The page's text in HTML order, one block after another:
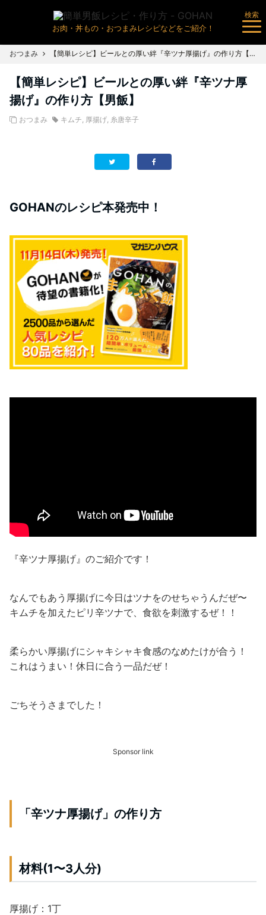
お肉・丼もの・おつまみレシピなどをご紹介！
検索
おつまみ 【簡単レシピ】ビールとの厚い絆『辛ツナ厚揚げ』の作り方【男飯】
【簡単レシピ】ビールとの厚い絆『辛ツナ厚
揚げ』の作り方【男飯】
おつまみ キムチ, 厚揚げ, 糸唐辛子
GOHANのレシピ本発売中！
『辛ツナ厚揚げ』のご紹介です！
なんでもあう厚揚げに今日はツナをのせちゃうんだぜ〜
キムチを加えたピリ辛ツナで、食欲を刺激するぜ！！
柔らかい厚揚げにシャキシャキ食感のなめたけが合う！
これはうまい！休日に合う一品だぜ！
ごちそうさまでした！
Sponsor link
「辛ツナ厚揚げ」の作り方
材料(1〜3人分)
厚揚げ：1丁